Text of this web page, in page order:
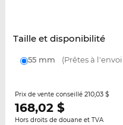
Taille et disponibilité
55 mm (Prêtes à
Prix de vente conseillé 210,03 $
168,02$
Hors droits de douane et TVA